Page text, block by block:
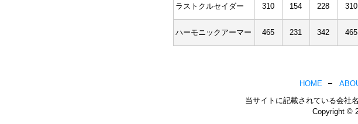
ラストクルセイダー 310 154 228 310
ハーモニックアーマー 465 231 342 465
HOME
当サイトに記載されている会社
Copyright ©